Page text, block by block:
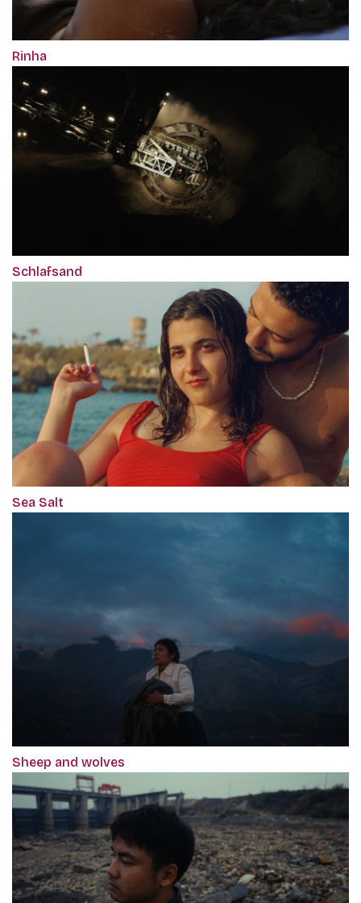
Rinha
Schlafsand
Sea Salt
Sheep and wolves